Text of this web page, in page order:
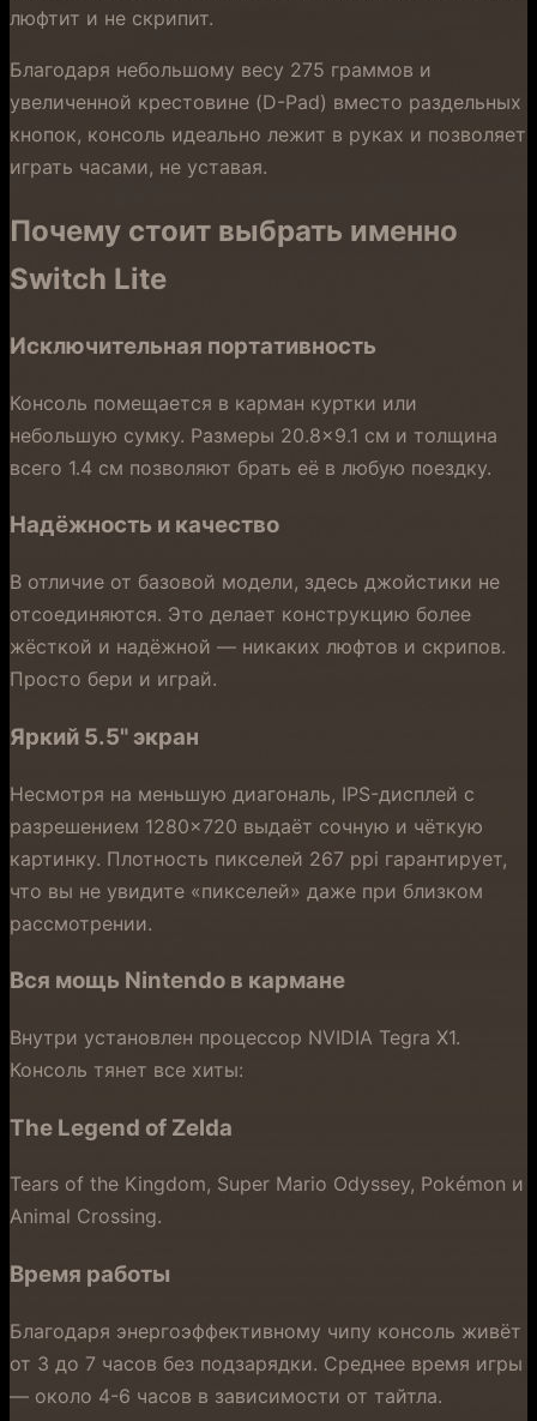
люфтит и не скрипит.
Благодаря небольшому весу 275 граммов и
увеличенной крестовине (D-Pad) вместо раздельных
кнопок, консоль идеально лежит в руках и позволяет
играть часами, не уставая.
Почему стоит выбрать именно
Switch Lite
Исключительная портативность
Консоль помещается в карман куртки или
небольшую сумку. Размеры 20.8×9.1 см и толщина
всего 1.4 см позволяют брать её в любую поездку.
Надёжность и качество
В отличие от базовой модели, здесь джойстики не
отсоединяются. Это делает конструкцию более
жёсткой и надёжной — никаких люфтов и скрипов.
Просто бери и играй.
Яркий 5.5" экран
Несмотря на меньшую диагональ, IPS-дисплей с
разрешением 1280×720 выдаёт сочную и чёткую
картинку. Плотность пикселей 267 ppi гарантирует,
что вы не увидите «пикселей» даже при близком
рассмотрении.
Вся мощь Nintendo в кармане
Внутри установлен процессор NVIDIA Tegra X1.
Консоль тянет все хиты:
The Legend of Zelda
Tears of the Kingdom, Super Mario Odyssey, Pokémon и
Animal Crossing.
Время работы
Благодаря энергоэффективному чипу консоль живёт
от 3 до 7 часов без подзарядки. Среднее время игры
— около 4-6 часов в зависимости от тайтла.